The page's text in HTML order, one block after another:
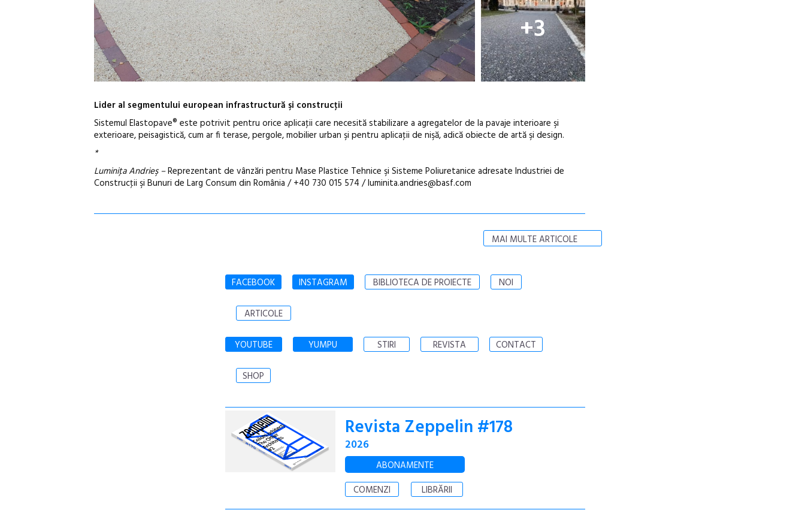
+3
Lider al segmentului european infrastructură şi construcţii
Sistemul Elastopave® este potrivit pentru orice aplicaţii care necesită stabilizare a agregatelor de la pavaje interioare şi
exterioare, peisagistică, cum ar fi terase, pergole, mobilier urban şi pentru aplicaţii de nişă, adică obiecte de artă şi design.
*
Luminiţa Andrieş –Reprezentant de vânzări pentru Mase Plastice Tehnice şi Sisteme Poliuretanice adresate Industriei de
Construcţii şi Bunuri de Larg Consum din România / +40 730 015 574 / luminita.andries@basf.com
MAI MULTE ARTICOLE
FACEBOOK INSTAGRAM BIBLIOTECA DE PROIECTE NOI
ARTICOLE
YOUTUBE YUMPU STIRI REVISTA CONTACT
SHOP
Revista Zeppelin #178
2026
ABONAMENTE
COMENZI
LIBRĂRII